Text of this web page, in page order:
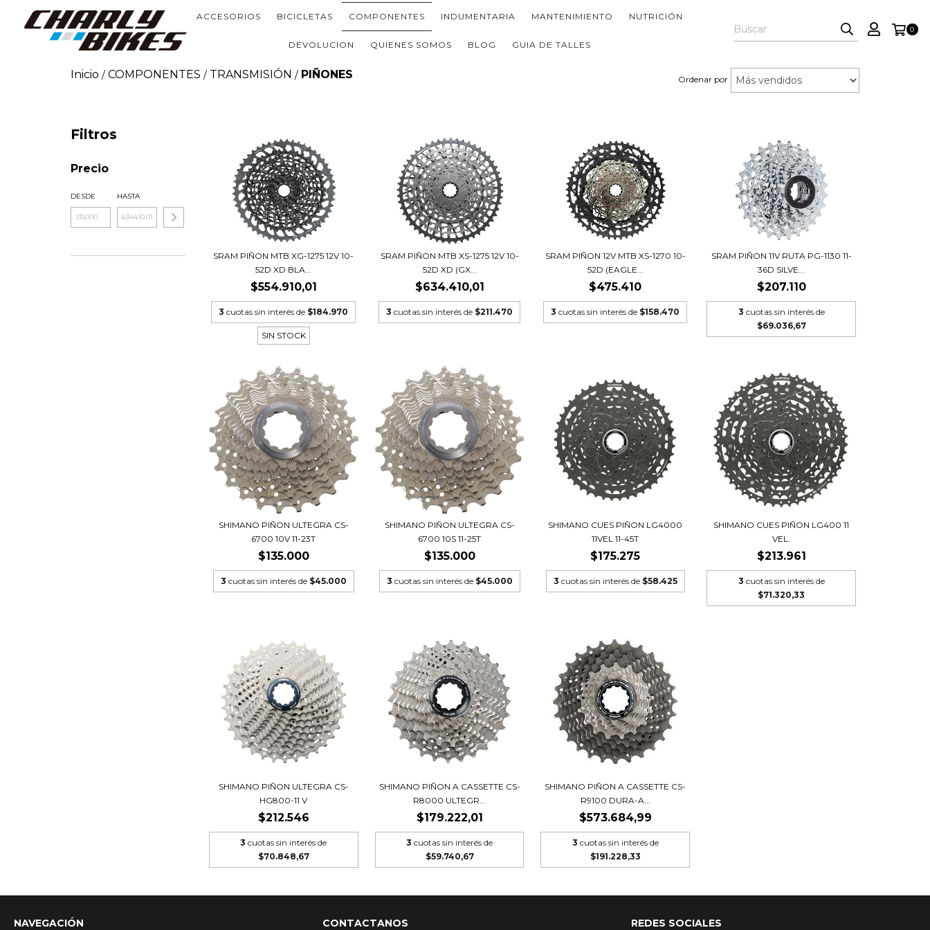
ACCESORIOS BICICLETAS COMPONENTES INDUMENTARIA MANTENIMIENTO NUTRICIÓN
DEVOLUCION QUIENES SOMOS BLOG GUIA DE TALLES
0
Inicio / COMPONENTES / TRANSMISIÓN / PIÑONES Ordenar por
Filtros
Precio
DESDE HASTA
SRAM PIÑON MTB XG-1275 12V 10-
52D XD BLA...
$554.910,01
3 cuotas sin interés de $184.970
SIN STOCK
SRAM PIÑON MTB XS-1275 12V 10-
52D XD (GX...
$634.410,01
3 cuotas sin interés de $211.470
SRAM PIÑON 12V MTB XS-1270 10-
52D (EAGLE...
$475.410
3 cuotas sin interés de $158.470
SRAM PIÑON 11V RUTA PG-1130 11-
36D SILVE...
$207.110
3 cuotas sin interés de
$69.036,67
SHIMANO PIÑON ULTEGRA CS-
6700 10V 11-23T
$135.000
3 cuotas sin interés de $45.000
SHIMANO PIÑON ULTEGRA CS-
6700 10S 11-25T
$135.000
3 cuotas sin interés de $45.000
SHIMANO CUES PIÑON LG4000
11VEL 11-45T
$175.275
3 cuotas sin interés de $58.425
SHIMANO CUES PIÑON LG400 11
VEL.
$213.961
3 cuotas sin interés de
$71.320,33
SHIMANO PIÑON ULTEGRA CS-
HG800-11 V
$212.546
3 cuotas sin interés de
$70.848,67
SHIMANO PIÑON A CASSETTE CS-
R8000 ULTEGR...
$179.222,01
3 cuotas sin interés de
$59.740,67
SHIMANO PIÑON A CASSETTE CS-
R9100 DURA-A...
$573.684,99
3 cuotas sin interés de
$191.228,33
NAVEGACIÓN CONTACTANOS REDES SOCIALES